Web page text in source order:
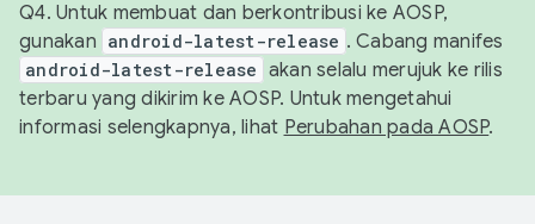
Q4. Untuk membuat dan berkontribusi ke AOSP,
gunakan android-latest-release . Cabang manifes
android-latest-release akan selalu merujuk ke rilis
terbaru yang dikirim ke AOSP. Untuk mengetahui
informasi selengkapnya, lihat Perubahan pada AOSP.